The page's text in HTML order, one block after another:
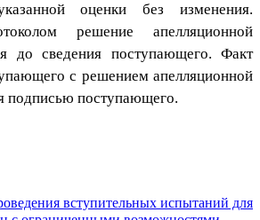
оценки без изменения.
решение апелляционной
до сведения поступающего. Факт
с решением апелляционной
подписью поступающего.
вступительных испытаний для